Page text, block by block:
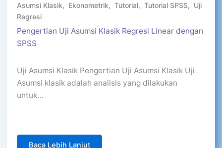
Asumsi Klasik, Ekonometrik, Tutorial, Tutorial SPSS, Uji
Regresi
Pengertian Uji Asumsi Klasik Regresi Linear dengan
SPSS
Uji Asumsi Klasik Pengertian Uji Asumsi Klasik Uji
Asumsi klasik adalah analisis yang dilakukan
untuk…
Baca Lebih Lanjut